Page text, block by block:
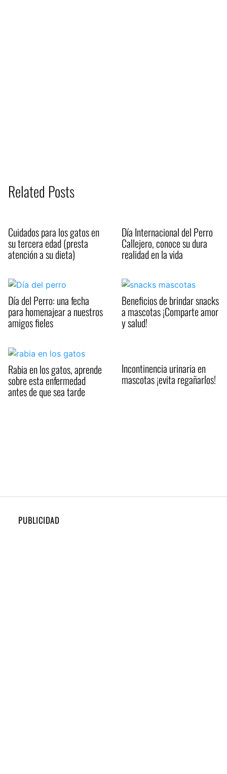
Related Posts
Cuidados para los gatos en
su tercera edad (presta
atención a su dieta)
Día Internacional del Perro
Callejero, conoce su dura
realidad en la vida
Día del Perro: una fecha
para homenajear a nuestros
amigos fieles
Beneficios de brindar snacks
a mascotas ¡Comparte amor
y salud!
Rabia en los gatos, aprende
sobre esta enfermedad
antes de que sea tarde
Incontinencia urinaria en
mascotas ¡evita regañarlos!
PUBLICIDAD